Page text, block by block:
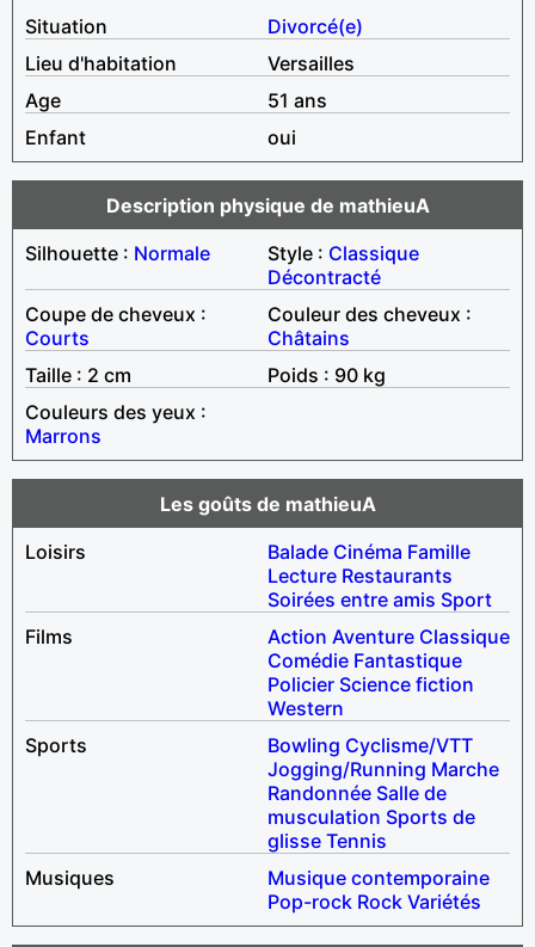
Situation
Divorcé(e)
Lieu d'habitation
Versailles
Age
51 ans
Enfant
oui
Description physique de mathieuA
Silhouette : Normale Style : Classique
Décontracté
Coupe de cheveux :
Courts
Couleur des cheveux :
Châtains
Taille : 2 cm
Poids : 90 kg
Couleurs des yeux :
Marrons
Les goûts de mathieuA
Loisirs
Balade Cinéma Famille
Lecture Restaurants
Soirées entre amis Sport
Films
Action Aventure Classique
Comédie Fantastique
Policier Science fiction
Western
Sports
Bowling Cyclisme/VTT
Jogging/Running Marche
Randonnée Salle de
musculation Sports de
glisse Tennis
Musiques
Musique contemporaine
Pop-rock Rock Variétés